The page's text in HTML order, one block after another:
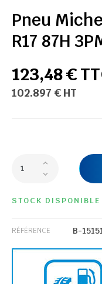
Pneu
R17 87H
123,48 €
102.897 € HT
STOCK DISPONIBLE
RÉFÉRENCE B-